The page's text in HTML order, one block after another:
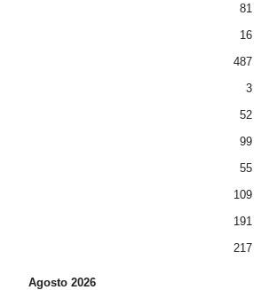
81
16
487
3
52
99
55
109
191
217
Agosto 2026